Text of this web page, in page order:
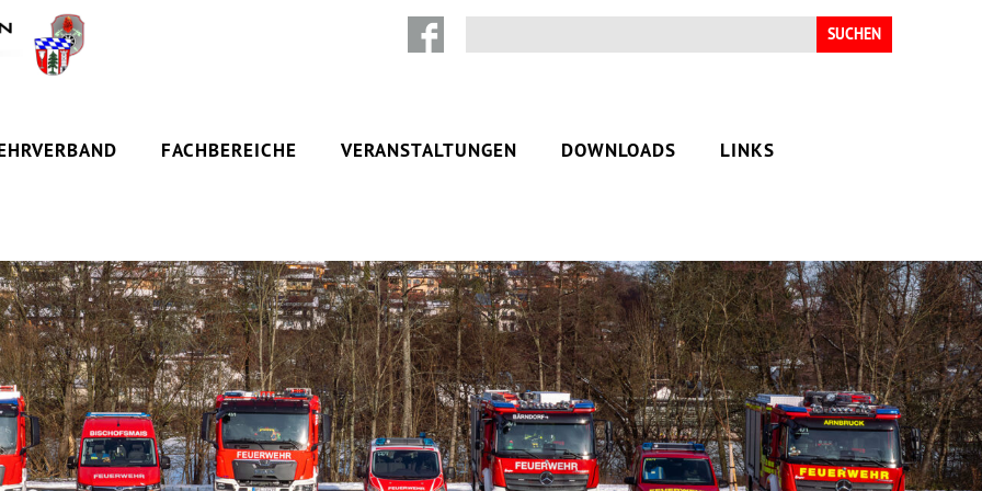
Suchen
nach:
FACHBEREICHE VERANSTALTUNGEN DOWNLOADS LINKS